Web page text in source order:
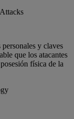
y claves
que los atacantes
física de la